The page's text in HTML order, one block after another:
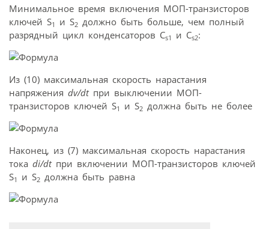
Минимальное время включения МОП-транзисторов
ключей S1 и S2 должно быть больше, чем полный
разрядный цикл конденсаторов Cs1 и Cs2:
Из (10) максимальная скорость нарастания
напряжения dv/dtпри выключении МОП-
транзисторов ключей S1 и S2 должна быть не более
Наконец, из (7) максимальная скорость нарастания
тока di/dtпри включении МОП-транзисторов ключей
S1 и S2 должна быть равна